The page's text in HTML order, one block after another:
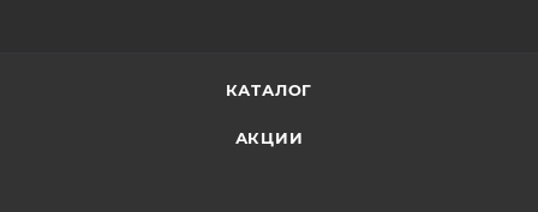
КАТАЛОГ
АКЦИИ